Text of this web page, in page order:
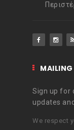
MAILING
Sign up for
updates
We respect